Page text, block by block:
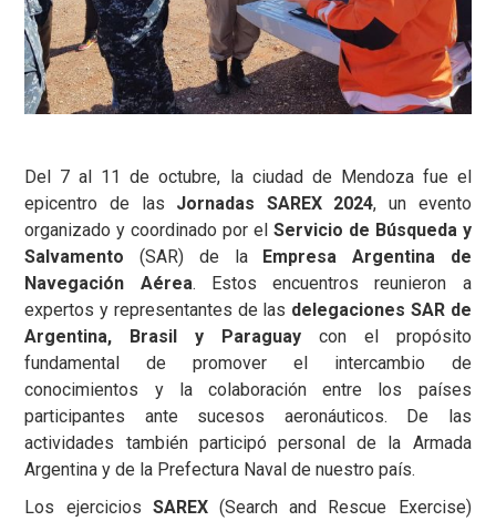
Del 7 al 11 de octubre, la ciudad de Mendoza fue el
epicentro de las Jornadas SAREX 2024, un evento
organizado y coordinado por el Servicio de Búsqueda y
Salvamento (SAR) de la Empresa Argentina de
Navegación Aérea. Estos encuentros reunieron a
expertos y representantes de las delegaciones SAR de
Argentina, Brasil y Paraguay con el propósito
fundamental de promover el intercambio de
conocimientos y la colaboración entre los países
participantes ante sucesos aeronáuticos. De las
actividades también participó personal de la Armada
Argentina y de la Prefectura Naval de nuestro país.
Los ejercicios SAREX(Search and Rescue Exercise)